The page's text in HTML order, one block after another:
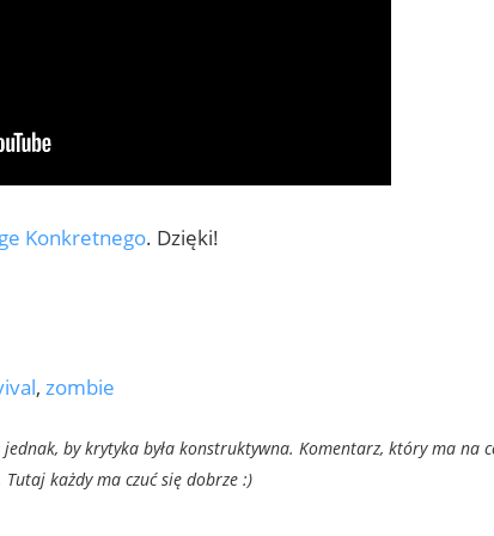
Konkretnego. Dzięki!
, zombie
by krytyka była konstruktywna. Komentarz, który ma na
każdy ma czuć się dobrze :)